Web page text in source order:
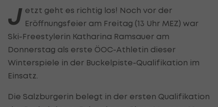
J etzt geht es richtig los! Noch vor der
Eröffnungsfeier am Freitag (13 Uhr MEZ) war
Ski-Freestylerin Katharina Ramsauer am
Donnerstag als erste ÖOC-Athletin dieser
Winterspiele in der Buckelpiste-Qualifikation im
Einsatz.
Die Salzburgerin belegt in der ersten Qualifikation